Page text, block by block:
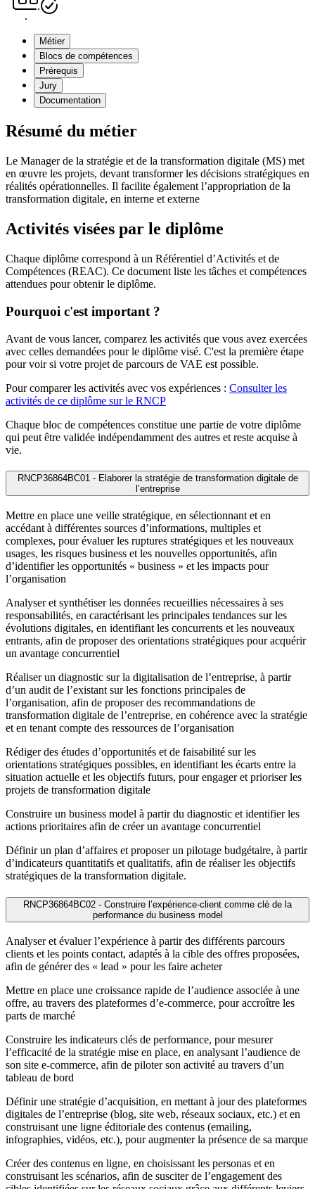
Métier
Blocs de compétences
Prérequis
Jury
Documentation
Résumé du métier
Le Manager de la stratégie et de la transformation digitale (MS) met
en œuvre les projets, devant transformer les décisions stratégiques en
réalités opérationnelles. Il facilite également l’appropriation de la
transformation digitale, en interne et externe
Activités visées par le diplôme
Chaque diplôme correspond à un Référentiel d’Activités et de
Compétences (REAC). Ce document liste les tâches et compétences
attendues pour obtenir le diplôme.
Pourquoi c'est important ?
Avant de vous lancer, comparez les activités que vous avez exercées
avec celles demandées pour le diplôme visé. C'est la première étape
pour voir si votre projet de parcours de VAE est possible.
Pour comparer les activités avec vos expériences : Consulter les
activités de ce diplôme sur le RNCP
Chaque bloc de compétences constitue une partie de votre diplôme
qui peut être validée indépendamment des autres et reste acquise à
vie.
RNCP36864BC01 - Elaborer la stratégie de transformation digitale de
l’entreprise
Mettre en place une veille stratégique, en sélectionnant et en
accédant à différentes sources d’informations, multiples et
complexes, pour évaluer les ruptures stratégiques et les nouveaux
usages, les risques business et les nouvelles opportunités, afin
d’identifier les opportunités « business » et les impacts pour
l’organisation
Analyser et synthétiser les données recueillies nécessaires à ses
responsabilités, en caractérisant les principales tendances sur les
évolutions digitales, en identifiant les concurrents et les nouveaux
entrants, afin de proposer des orientations stratégiques pour acquérir
un avantage concurrentiel
Réaliser un diagnostic sur la digitalisation de l’entreprise, à partir
d’un audit de l’existant sur les fonctions principales de
l’organisation, afin de proposer des recommandations de
transformation digitale de l’entreprise, en cohérence avec la stratégie
et en tenant compte des ressources de l’organisation
Rédiger des études d’opportunités et de faisabilité sur les
orientations stratégiques possibles, en identifiant les écarts entre la
situation actuelle et les objectifs futurs, pour engager et prioriser les
projets de transformation digitale
Construire un business model à partir du diagnostic et identifier les
actions prioritaires afin de créer un avantage concurrentiel
Définir un plan d’affaires et proposer un pilotage budgétaire, à partir
d’indicateurs quantitatifs et qualitatifs, afin de réaliser les objectifs
stratégiques de la transformation digitale.
RNCP36864BC02 - Construire l’expérience-client comme clé de la
performance du business model
Analyser et évaluer l’expérience à partir des différents parcours
clients et les points contact, adaptés à la cible des offres proposées,
afin de générer des « lead » pour les faire acheter
Mettre en place une croissance rapide de l’audience associée à une
offre, au travers des plateformes d’e-commerce, pour accroître les
parts de marché
Construire les indicateurs clés de performance, pour mesurer
l’efficacité de la stratégie mise en place, en analysant l’audience de
son site e-commerce, afin de piloter son activité au travers d’un
tableau de bord
Définir une stratégie d’acquisition, en mettant à jour des plateformes
digitales de l’entreprise (blog, site web, réseaux sociaux, etc.) et en
construisant une ligne éditoriale des contenus (emailing,
infographies, vidéos, etc.), pour augmenter la présence de sa marque
Créer des contenus en ligne, en choisissant les personas et en
construisant les scénarios, afin de susciter de l’engagement des